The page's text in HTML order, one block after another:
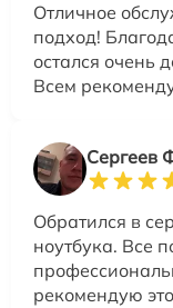
Отличное
подход!
остался очень
Всем
Сергеев
Обратился в
ноутбука. Все
рекомендую